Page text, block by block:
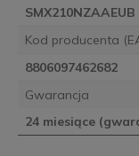
SMX210NZAAEUB
Kod producenta
8806097462682
Gwarancja
24 miesiące